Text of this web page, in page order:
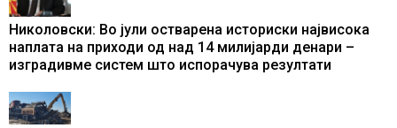
Николовски: Во јули остварена историски највисока
наплата на приходи од над 14 милијарди денари –
изградивме систем што испорачува резултати